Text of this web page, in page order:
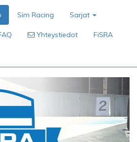
Sim Racing Sarjat
Yhteystiedot FiSRA